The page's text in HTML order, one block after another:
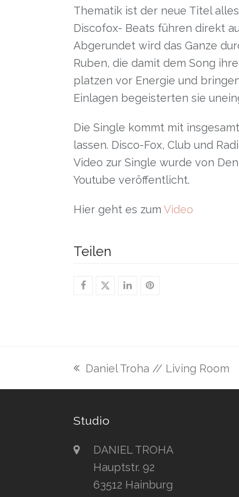
Thematik ist der neue Titel
Discofox- Beats führen direkt
Abgerundet wird das Ganze
Ruben, die damit dem Song
platzen vor Energie und
Einlagen begeisterten sie
Die Single kommt mit
lassen. Disco-Fox, Club und
Video zur Single wurde von
Youtube veröffentlicht.
Hier geht es zum Video
Teilen
vorheriger
Daniel Troha // Living Room
Studio
DANIEL TROHA
Hauptstr. 92
63512 Hainburg